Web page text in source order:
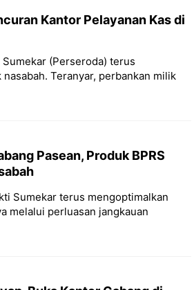
Kantor Pelayanan Kas di
(Perseroda) terus
Teranyar, perbankan milik
Pasean, Produk BPRS
Sumekar terus mengoptimalkan
melalui perluasan jangkauan